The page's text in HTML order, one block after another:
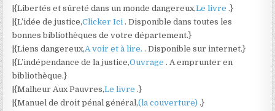
|{Libertés et sûreté dans un monde dangereux,Le livre.}
|{L’idée de justice,Clicker Ici. Disponible dans toutes les
bonnes bibliothèques de votre département.}
|{Liens dangereux,A voir et à lire.. Disponible sur internet.}
|{L’indépendance de la justice,Ouvrage. A emprunter en
bibliothèque.}
|{Malheur Aux Pauvres,Le livre.}
|{Manuel de droit pénal général,(la couverture).}